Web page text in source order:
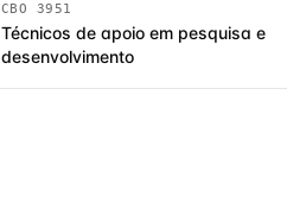
CBO 3951
Técnicos de apoio em pesquisa e
desenvolvimento